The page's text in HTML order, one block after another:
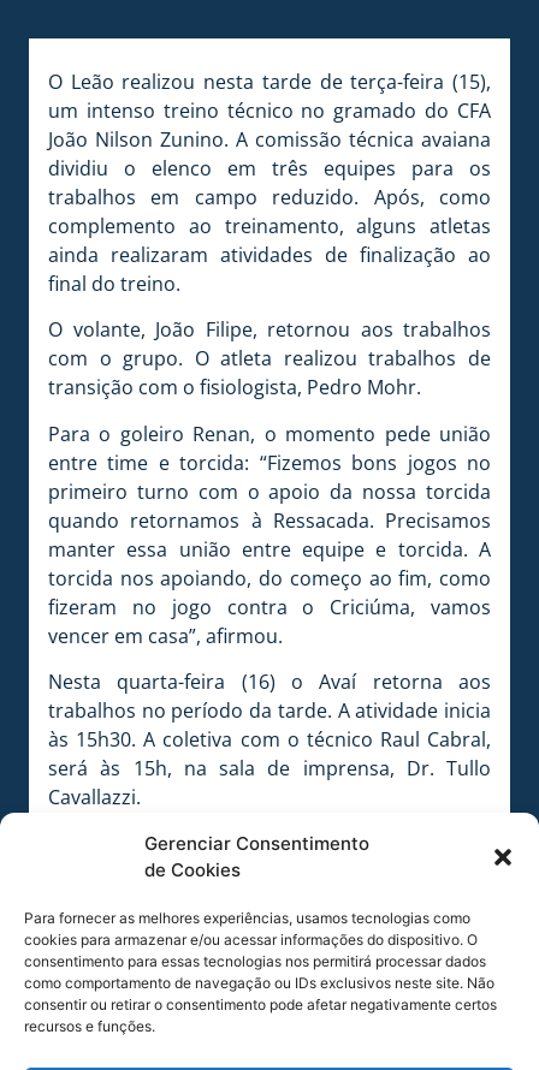
Gerenciar Consentimento
de Cookies
Para fornecer as melhores experiências, usamos tecnologias como
cookies para armazenar e/ou acessar informações do dispositivo. O
consentimento para essas tecnologias nos permitirá processar dados
como comportamento de navegação ou IDs exclusivos neste site. Não
consentir ou retirar o consentimento pode afetar negativamente certos
recursos e funções.
O Leão realizou nesta tarde de terça-feira (15),
um intenso treino técnico no gramado do CFA
João Nilson Zunino. A comissão técnica avaiana
dividiu o elenco em três equipes para os
trabalhos em campo reduzido. Após, como
complemento ao treinamento, alguns atletas
ainda realizaram atividades de finalização ao
final do treino.
O volante, João Filipe, retornou aos trabalhos
com o grupo. O atleta realizou trabalhos de
transição com o fisiologista, Pedro Mohr.
Para o goleiro Renan, o momento pede união
entre time e torcida: “Fizemos bons jogos no
primeiro turno com o apoio da nossa torcida
quando retornamos à Ressacada. Precisamos
manter essa união entre equipe e torcida. A
torcida nos apoiando, do começo ao fim, como
fizeram no jogo contra o Criciúma, vamos
vencer em casa”, afirmou.
Nesta quarta-feira (16) o Avaí retorna aos
trabalhos no período da tarde. A atividade inicia
às 15h30. A coletiva com o técnico Raul Cabral,
será às 15h, na sala de imprensa, Dr. Tullo
Cavallazzi.
Confira o áudio da coletiva do goleiro, Renan:
de
áudio
Foto: André Palma Ribeiro/Avaí F. C.
Foto: André Palma Ribeiro/Avaí F. C.